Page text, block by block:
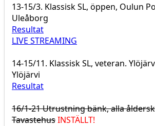
13-15/3. Klassisk SL, öppen, Oulun
Uleåborg
Resultat
LIVE STREAMING
14-15/11. Klassisk SL, veteran.
Ylöjärvi
Resultat
16/1-21 Utrustning bänk, alla
TavastehusINSTÄLLT!